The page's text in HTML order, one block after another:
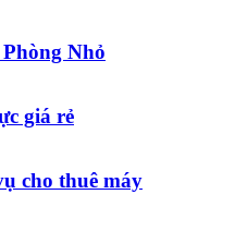
Nhỏ
giá rẻ
cho thuê máy